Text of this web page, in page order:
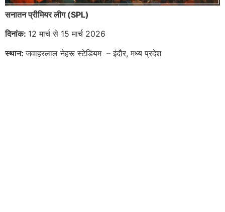
सनातन प्रीमियर लीग (SPL)
दिनांक: 12 मार्च से 15 मार्च 2026
स्थान:जवाहरलाल नेहरू स्टेडियम – इंदौर, मध्य प्रदेश